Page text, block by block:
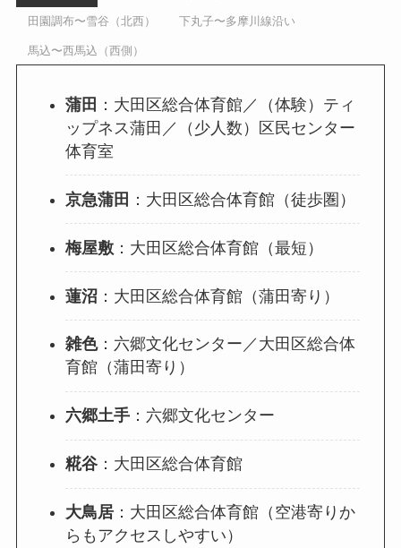
田園調布〜雪谷（北西） 下丸子〜多摩川線沿い
馬込〜西馬込（西側）
蒲田 ：大田区総合体育館／（体験）ティ
ップネス蒲田／（少人数）区民センター
体育室
京急蒲田 ：大田区総合体育館（徒歩圏）
梅屋敷：大田区総合体育館（最短）
蓮沼：大田区総合体育館（蒲田寄り）
雑色：六郷文化センター／大田区総合体
育館（蒲田寄り）
六郷土手：六郷文化センター
糀谷：大田区総合体育館
大鳥居：大田区総合体育館（空港寄りか
らもアクセスしやすい）